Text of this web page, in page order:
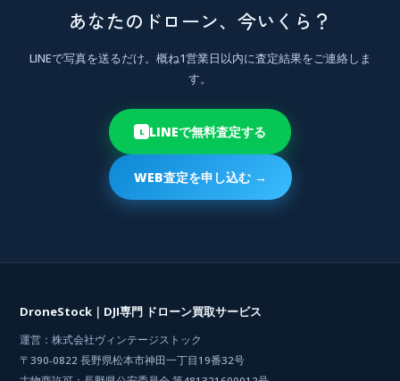
あなたのドローン、今いくら？
LINEで写真を送るだけ。概ね1営業日以内に査定結果をご連絡しま
す。
L LINEで無料査定する
WEB査定を申し込む →
DroneStock｜DJI専門 ドローン買取サービス
運営：株式会社ヴィンテージストック
〒390-0822 長野県松本市神田一丁目19番32号